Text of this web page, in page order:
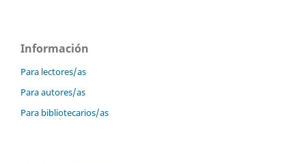
Información
Para lectores/as
Para autores/as
Para bibliotecarios/as